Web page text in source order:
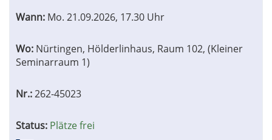
Wann: Mo. 21.09.2026, 17.30 Uhr
Wo: Nürtingen, Hölderlinhaus, Raum 102, (Kleiner
Seminarraum 1)
Nr.:262-45023
Status: Plätze frei